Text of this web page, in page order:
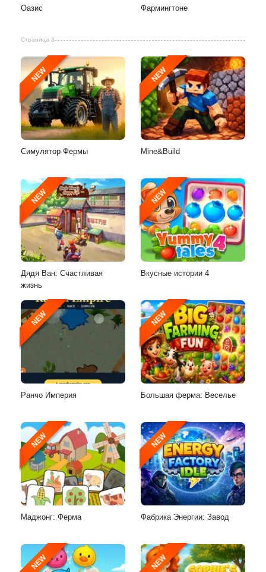
Оазис Фармингтоне
Страница 3
NEW
Симулятор Фермы
NEW
Mine&Build
NEW
Дядя Ван: Счастливая
жизнь
NEW
Вкусные истории 4
NEW
Ранчо Империя
NEW
Большая ферма: Веселье
NEW
Маджонг: Ферма
NEW
Фабрика Энергии: Завод
NEW NEW